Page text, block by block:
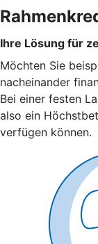
Ihre Lösung für
Möchten Sie
nacheinander
Bei einer festen
also ein
verfügen können.